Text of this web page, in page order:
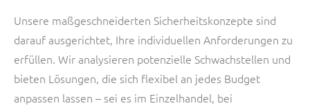
Unsere maßgeschneiderten Sicherheitskonzepte sind
darauf ausgerichtet, Ihre individuellen Anforderungen zu
erfüllen. Wir analysieren potenzielle Schwachstellen und
bieten Lösungen, die sich flexibel an jedes Budget
anpassen lassen – sei es im Einzelhandel, bei